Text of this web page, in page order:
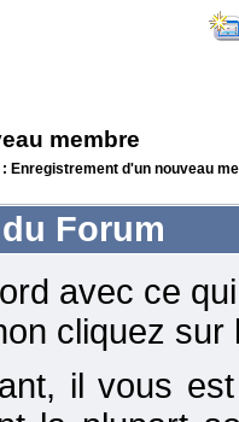
membre
: Enregistrement d'un nouveau
Forum
avec ce
cliquez sur
il vous